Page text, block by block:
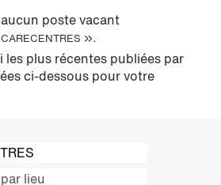
poste vacant
».
les plus récentes publiées par
ci-dessous pour votre